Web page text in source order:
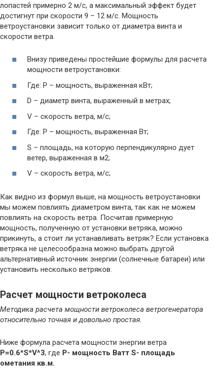
лопастей примерно 2 м/с, а максимальный эффект будет
достигнут при скорости 9 – 12 м/с. Мощность
ветроустановки зависит только от диаметра винта и
скорости ветра.
Внизу приведены простейшие формулы для расчета
мощности ветроустановки:
Где: Р – мощность, выраженная кВт;
D – диаметр винта, выраженный в метрах;
V – скорость ветра, м/с;
Где: Р – мощность, выраженная Вт;
S – площадь, на которую перпендикулярно дует
ветер, выраженная в м2;
V – скорость ветра, м/с;
Как видно из формул выше, на мощность ветроустановки
мы можем повлиять диаметром винта, так как не можем
повлиять на скорость ветра. Посчитав примерную
мощность, полученную от установки ветряка, можно
прикинуть, а стоит ли устанавливать ветряк? Если установка
ветряка не целесообразна можно выбрать другой
альтернативный источник энергии (солнечные батареи) или
установить несколько ветряков.
Расчет мощности ветроколеса
Методика расчета мощности ветроколеса ветрогенератора
относительно точная и довольно простая.
Ниже формула расчета мощности энергии ветра
P=0.6*S*V^3, где P- мощность Ватт S- площадь
ометания кв.м.